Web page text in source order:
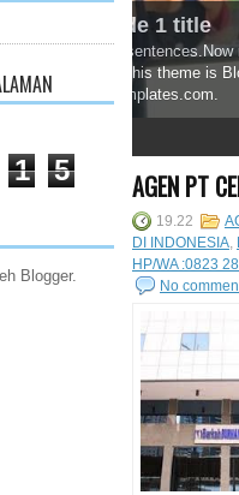
1 5
Blogger.
This is
Go to
sentences
Lasantha
AGEN PT
19.22
DI INDONESIA,
HP/WA :0823
No